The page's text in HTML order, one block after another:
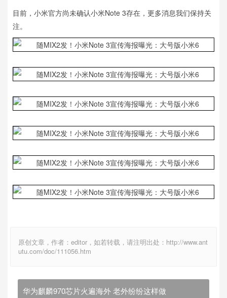
目前，小米官方尚未确认小米Note 3存在，更多消息我们保持关
注。
原创文章，作者：editor，如若转载，请注明出处：http://www.ant
utu.com/doc/111056.htm
华为麒麟970芯片火遍海外 老外纷纷这样做